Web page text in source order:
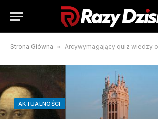
Strona Główna » Arcywymagający quiz wiedzy ogólnej. Tylko wybrańcy zdobędą
AKTUALNOŚCI